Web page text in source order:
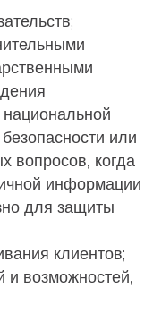
или
вопросов, когда
информации
для защиты
клиентов;
и возможностей,